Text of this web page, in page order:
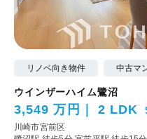
リノベ向き物件 中古マ
ウインザーハイム鷺沼
3,549 万円 2 LDK
川崎市宮前区